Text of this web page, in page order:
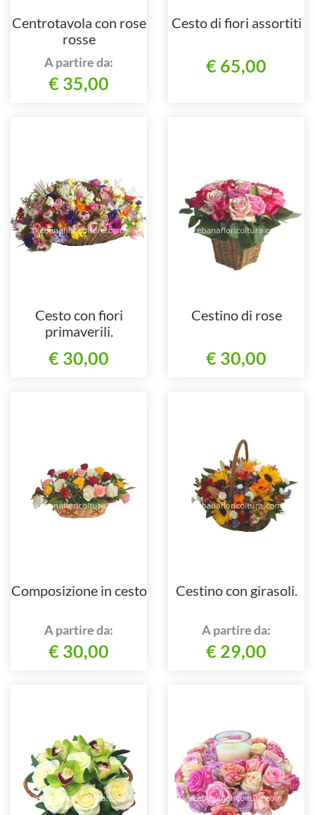
Centrotavola con rose
rosse
A partire da:
€ 35,00
Cesto di fiori assortiti
€ 65,00
Cesto con fiori
primaverili.
€ 30,00
Cestino di rose
€ 30,00
Composizione in cesto
A partire da:
€ 30,00
Cestino con girasoli.
A partire da:
€ 29,00